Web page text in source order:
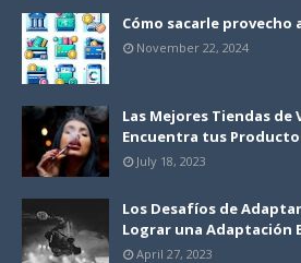
Cómo sacarle
November 22, 2024
Las Mejores Tiendas de
Encuentra tus
July 18, 2023
Los Desafíos de
Lograr una Adaptación
April 27, 2023